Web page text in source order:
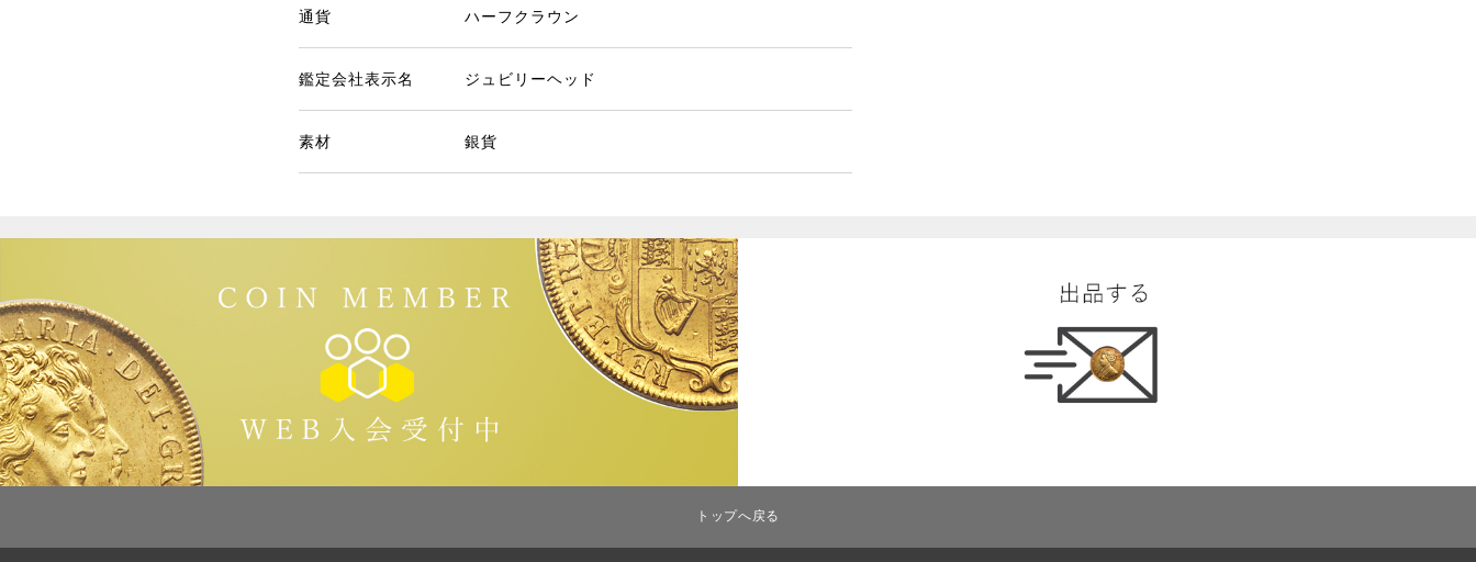
通貨 ハーフクラウン
鑑定会社表示名 ジュビリーヘッド
素材 銀貨
トップへ戻る